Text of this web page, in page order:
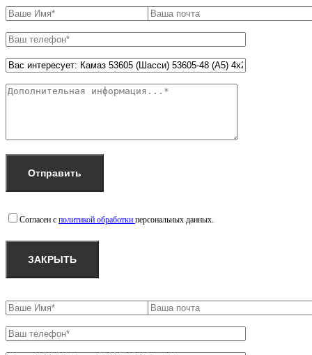
Согласен с политикой обработки персональных данных.
ЗАКРЫТЬ